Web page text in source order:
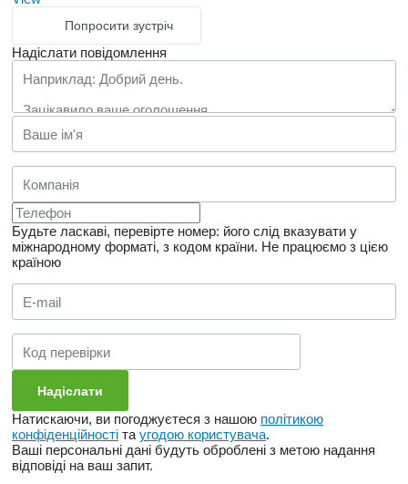
Попросити зустріч
Надіслати повідомлення
Будьте ласкаві, перевірте номер: його слід вказувати у
міжнародному форматі, з кодом країни. Не працюємо з цією
країною
Натискаючи, ви погоджуєтеся з нашою політикою
конфіденційності та угодою користувача.
Ваші персональні дані будуть оброблені з метою надання
відповіді на ваш запит.